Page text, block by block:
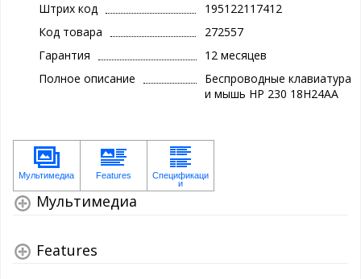
Штрих код
195122117412
Код товара
272557
Гарантия
12 месяцев
Полное описание
Беспроводные клавиатура
и мышь HP 230 18H24AA
Мультимедиа
Features